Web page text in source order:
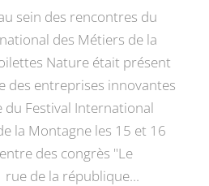
sein des rencontres du
des Métiers de la
Nature était présent
des entreprises innovantes
du Festival International
la Montagne les 15 et 16
des congrès "Le
rue de la république...